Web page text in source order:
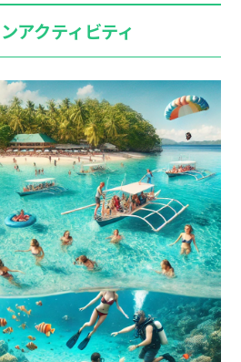
アクティビティ